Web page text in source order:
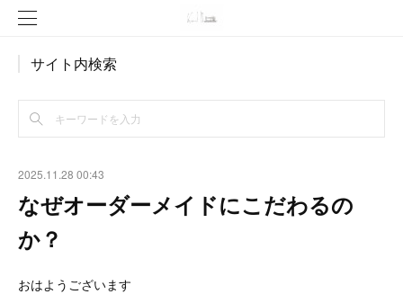
サイト内検索
2025.11.28 00:43
なぜオーダーメイドにこだわるの
か？
おはようございます